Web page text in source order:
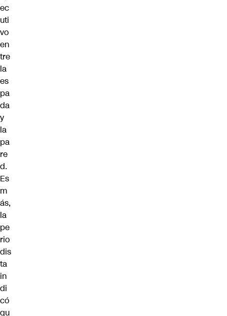
ec
uti
vo
en
tre
la
es
pa
da
y
la
pa
re
d.
Es
m
ás,
la
pe
rio
dis
ta
in
di
có
qu